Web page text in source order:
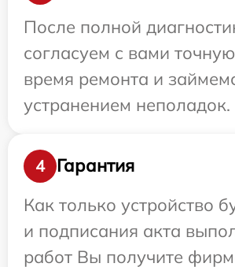
После полной
согласуем с вами
время ремонта и
устранением неполадок.
4
Гарантия
Как только устройство
и подписания акта
работ Вы получите